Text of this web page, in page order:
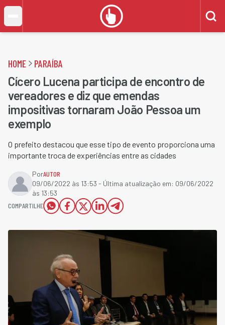
HOME PARAÍBA
Cícero Lucena participa de encontro de
vereadores e diz que emendas
impositivas tornaram João Pessoa um
exemplo
O prefeito destacou que esse tipo de evento proporciona uma
importante troca de experiências entre as cidades
PorAUTOR
09/06/2022 às 13:53 - Última atualização em: 09/06/2022
às 13:53
COMPARTILHE